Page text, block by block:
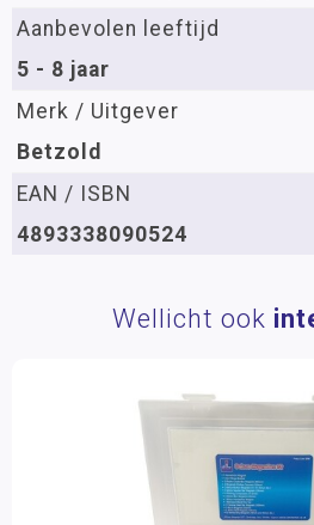
Aanbevolen leeftijd
5 - 8 jaar
Merk / Uitgever
Betzold
EAN / ISBN
4893338090524
Wellicht ook